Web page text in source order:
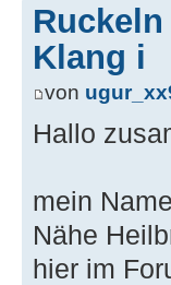
Klang i
von
Hallo
mein
Nähe
hier im